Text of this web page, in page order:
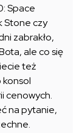
Space
Stone czy
zabrakło,
ale co się
też
cenowych.
na pytanie,